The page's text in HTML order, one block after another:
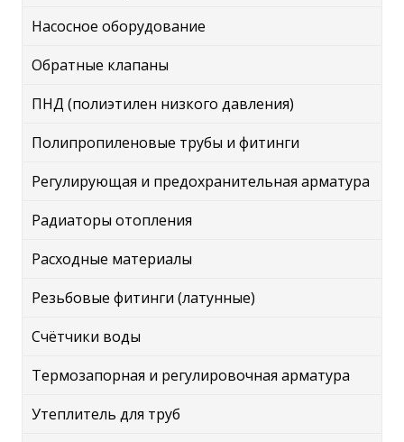
Насосное оборудование
Обратные клапаны
ПНД (полиэтилен низкого давления)
Полипропиленовые трубы и фитинги
Регулирующая и предохранительная арматура
Радиаторы отопления
Расходные материалы
Резьбовые фитинги (латунные)
Счётчики воды
Термозапорная и регулировочная арматура
Утеплитель для труб